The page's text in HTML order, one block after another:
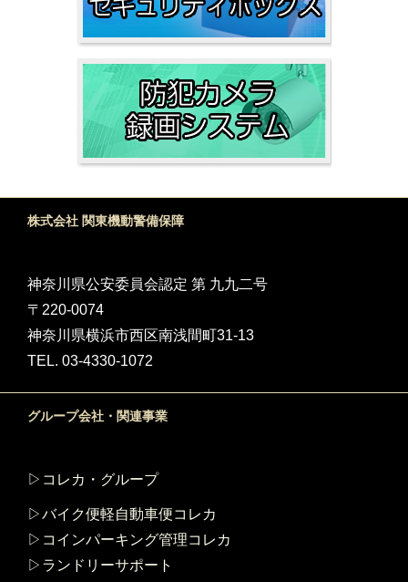
株式会社 関東機動警備保障
神奈川県公安委員会認定 第 九九二号
〒220-0074
神奈川県横浜市西区南浅間町31-13
TEL. 03-4330-1072
グループ会社・関連事業
▷コレカ・グループ
▷バイク便軽自動車便コレカ
▷コインパーキング管理コレカ
▷ランドリーサポート